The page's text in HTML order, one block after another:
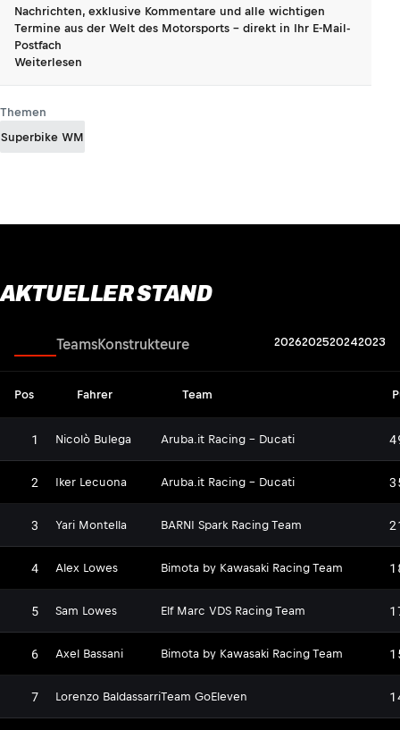
Nachrichten, exklusive Kommentare und alle wichtigen
Termine aus der Welt des Motorsports - direkt in Ihr E-Mail-
Postfach
Weiterlesen
Themen
Superbike WM
AKTUELLER STAND
TeamsKonstrukteure 2026202520242023
Pos Fahrer Team
1 Nicolò Bulega Aruba.it Racing - Ducati
2 Iker Lecuona Aruba.it Racing - Ducati
3 Yari Montella BARNI Spark Racing Team
4 Alex Lowes Bimota by Kawasaki Racing Team
5 Sam Lowes Elf Marc VDS Racing Team
6 Axel Bassani Bimota by Kawasaki Racing Team
7 Lorenzo BaldassarriTeam GoEleven